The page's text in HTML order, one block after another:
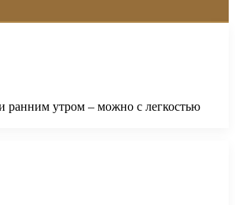
ранним утром – можно с легкостью